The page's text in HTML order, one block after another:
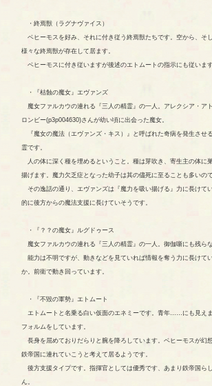
・終焉獣（ラグナヴァイス）
ベヒーモスを好み、それに付き従う終焉獣たちです。空から、そし
様々な終焉獣が存在して居ます。
ベヒーモスに付き従いますが後述のエトムートの指示にも従います
・『枯蝕の魔女』エヴァンズ
魔女ファルカウの連れる『三人の精霊』の一人。アレクシア・ア
ロンビー(p3p004630)さんが幼い頃に出会った魔女。
『魔女の魔法（エヴァンズ・キス）』と呼ばれた奇病を発生させ
霊です。
人の体に深く種を埋めるということ。種は芽吹き、寄生主の体に
揚げます。魔力欠乏症となった幼子は其の儘死に至ることも多いので
その逸話の通り、エヴァンズは『魔力を吸い揚げる』力に長けて
的に後方からの魔法支援に長けていそうです。
・『？？の魔女』ルグドゥース
魔女ファルカウの連れる『三人の精霊』の一人。御伽噺にも残ら
能力は不明ですが、動きなどを見ていれば情報を奪う力に長けて
か。前衛で動き回っています。
・『不毀の軍勢』エトムート
エトムートと名乗る白い仮面のエネミーです。青年……にも見え
フォルムをしています。
長身を屈めておりだらりと腕を降ろしています。ベヒーモスが幻
鉄帝国に連れていこうと考えて居るようです。
後方支援タイプです。指揮官としては優秀です、あまり鉄帝国ら
ん。